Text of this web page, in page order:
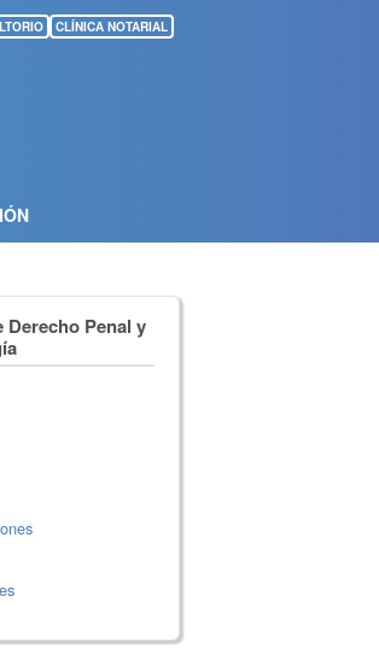
CLÍNICA NOTARIAL
Derecho Penal y